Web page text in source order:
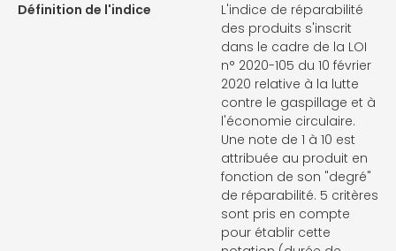
Définition de l'indice
L'indice de réparabilité
des produits s'inscrit
dans le cadre de la LOI
n° 2020-105 du 10 février
2020 relative à la lutte
contre le gaspillage et à
l'économie circulaire.
Une note de 1 à 10 est
attribuée au produit en
fonction de son "degré"
de réparabilité. 5 critères
sont pris en compte
pour établir cette